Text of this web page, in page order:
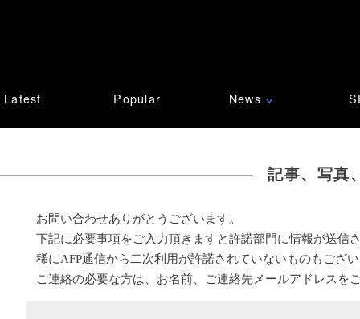
Latest Popular News ∨
記事、写真
お問い合わせありがとうございます。
下記に必要事項をご入力頂きますと許諾部門に情報が送信
稀にAFP通信から二次利用が許諾されていないものもござ
ご連絡の必要な方は、お名前、ご連絡先メールアドレスを